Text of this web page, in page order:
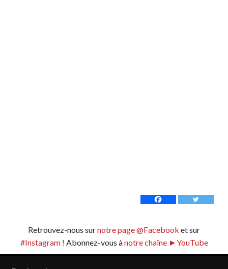
Retrouvez-nous surnotre page @Facebook et sur
#Instagram ! Abonnez-vous ànotre chaîne ►YouTube